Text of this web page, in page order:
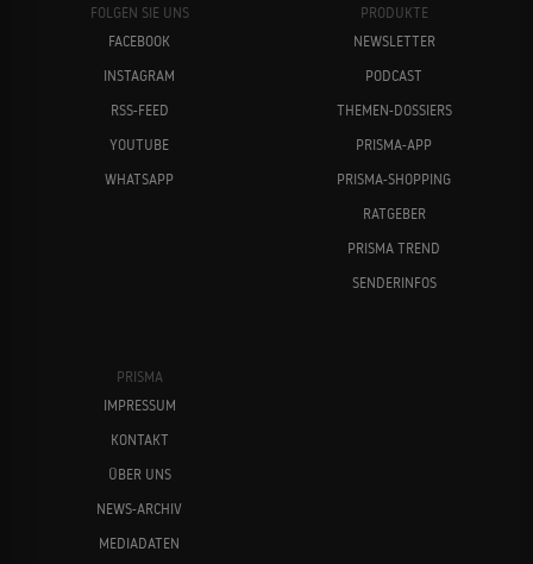
FOLGEN SIE UNS
FACEBOOK
INSTAGRAM
RSS-FEED
YOUTUBE
WHATSAPP
PRODUKTE
NEWSLETTER
PODCAST
THEMEN-DOSSIERS
PRISMA-APP
PRISMA-SHOPPING
RATGEBER
PRISMA TREND
SENDERINFOS
PRISMA
IMPRESSUM
KONTAKT
ÜBER UNS
NEWS-ARCHIV
MEDIADATEN